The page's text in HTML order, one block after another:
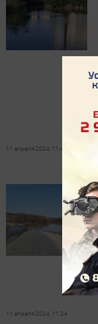
11 апреля 2024, 11:42
11 апреля 2024, 11:24